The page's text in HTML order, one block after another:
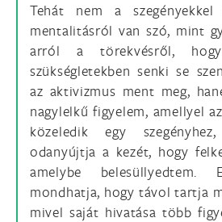
Tehát nem a
mentalitásról van szó, mint
arról a törekvésről,
szükségletekben senki se
az aktivizmus ment meg,
nagylelkű figyelem, amellyel
közeledik egy
odanyújtja a kezét, hogy
amelybe belesüllyedtem.
mondhatja, hogy távol tartja
mivel saját hivatása több